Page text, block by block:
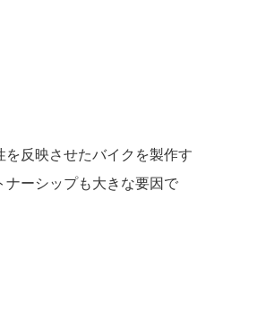
反映させたバイクを製作す
ナーシップも大きな要因で